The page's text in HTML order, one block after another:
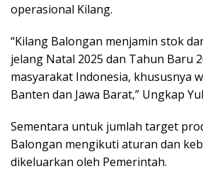
operasional Kilang.
“Kilang Balongan menjamin stok
jelang Natal 2025 dan Tahun Baru
masyarakat Indonesia, khususnya
Banten dan Jawa Barat,” Ungkap
Sementara untuk jumlah target
Balongan mengikuti aturan dan
dikeluarkan oleh Pemerintah.